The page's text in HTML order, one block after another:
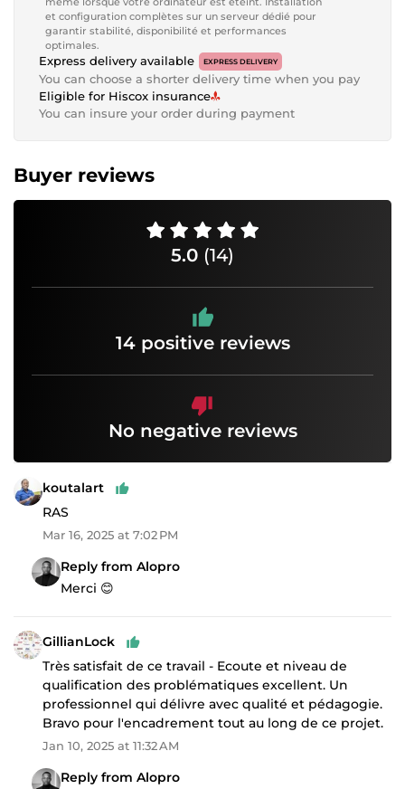
et configuration complètes sur un serveur dédié pour
garantir stabilité, disponibilité et performances
optimales.
Express delivery available EXPRESS DELIVERY
You can choose a shorter delivery time when you pay
Eligible for Hiscox insurance
You can insure your order during payment
Buyer reviews
5.0 (14)
14 positive reviews
No negative reviews
koutalart
RAS
Mar 16, 2025 at 7:02 PM
Reply from Alopro
Merci 😊
GillianLock
Très satisfait de ce travail - Ecoute et niveau de
qualification des problématiques excellent. Un
professionnel qui délivre avec qualité et pédagogie.
Bravo pour l'encadrement tout au long de ce projet.
Jan 10, 2025 at 11:32 AM
Reply from Alopro